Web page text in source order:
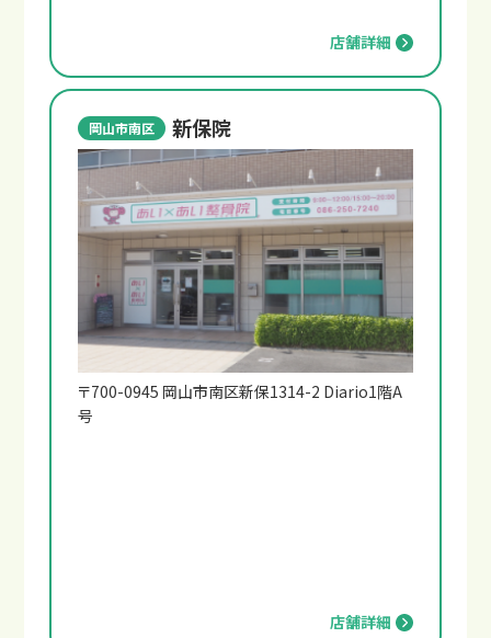
交通事故の補償について
店舗詳細
岡山市南区 新保院
〒700-0945 岡山市南区新保1314-2 Diario1階A
号
店舗詳細